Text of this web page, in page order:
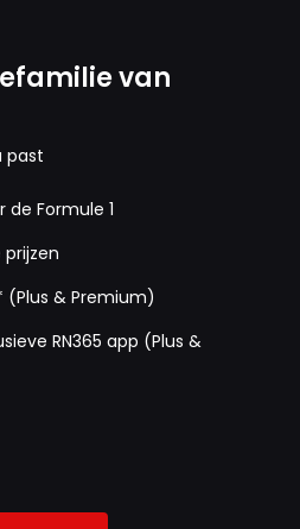
van
past
Formule 1
& Premium)
RN365 app (Plus &